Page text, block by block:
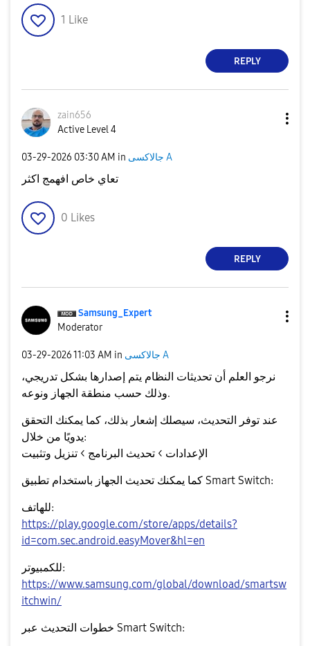
1 Like
REPLY
zain656
Active Level 4
‎03-29-2026 03:30 AM in جالاكسى A
تعاي خاص افهمج اكثر
0 Likes
REPLY
Samsung_Expert
Moderator
‎03-29-202611:03 AM in جالاكسى A
نرجو العلم أن تحديثات النظام يتم إصدارها بشكل تدريجي،
وذلك حسب منطقة الجهاز ونوعه .
عند توفر التحديث، سيصلك إشعار بذلك، كما يمكنك التحقق
يدويًا من خلال:
الإعدادات > تحديث البرنامج > تنزيل وتثبيت
Smart Switch:
للهاتف:
https://play.google.com/store/apps/details?
id=com.sec.android.easyMover&hl=en
للكمبيوتر:
https://www.samsung.com/global/download/smartsw
itchwin/
خطوات التحديث عبر Smart Switch: